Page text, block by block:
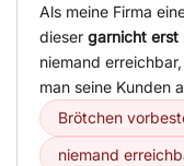
Als meine Firma
dieser garnicht erst
niemand
man seine Kunden
Brötchen
niemand